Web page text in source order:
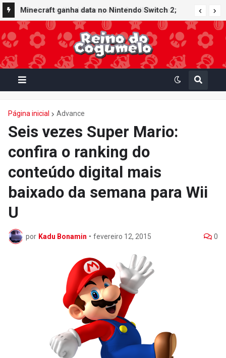
Minecraft ganha data no Nintendo Switch 2;
Super Mario Mash-Up receberá atualização
gráfica exclusiva
Página inicial Advance
Seis vezes Super Mario:
confira o ranking do
conteúdo digital mais
baixado da semana para Wii
U
por Kadu Bonamin • fevereiro 12, 2015 0